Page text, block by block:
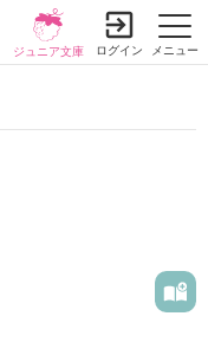
メニュー
ジュニア文庫 ログイン